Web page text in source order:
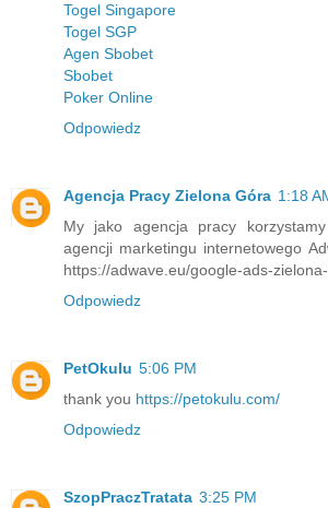
Togel Singapore
Togel SGP
Agen Sbobet
Sbobet
Poker Online
Odpowiedz
Agencja Pracy Zielona Góra 1:18
My jako agencja pracy
agencji marketingu internetowego
https://adwave.eu/google-ads-
Odpowiedz
PetOkulu 5:06 PM
thank you https://petokulu.com/
Odpowiedz
SzopPraczTratata 3:25 PM